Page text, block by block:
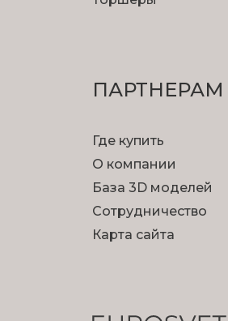
ПАРТНЕРАМ
Где купить
О компании
База 3D моделей
Сотрудничество
Карта сайта